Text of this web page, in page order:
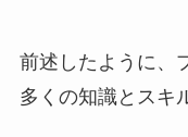
前述したように、
多くの知識とスキ